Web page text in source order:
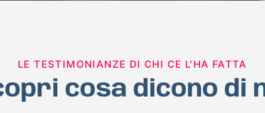
LE TESTIMONIANZE DI CHI CE L'HA FATTA
cosa dicono di